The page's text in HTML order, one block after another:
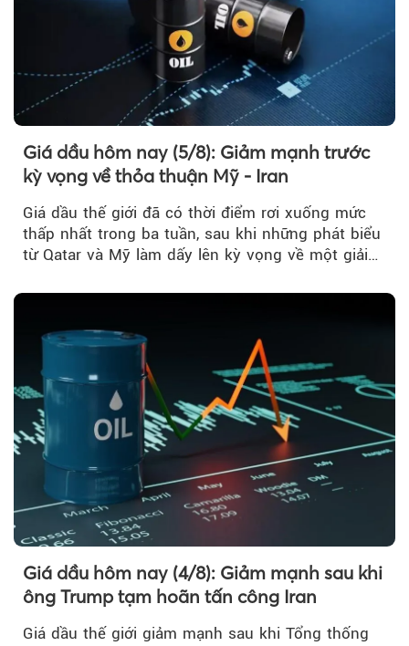
Giá dầu hôm nay (5/8): Giảm mạnh trước
kỳ vọng về thỏa thuận Mỹ - Iran
Giá dầu thế giới đã có thời điểm rơi xuống mức
thấp nhất trong ba tuần, sau khi những phát biểu
từ Qatar và Mỹ làm dấy lên kỳ vọng về một giải
Iran.
Giá dầu hôm nay (4/8): Giảm mạnh sau khi
ông Trump tạm hoãn tấn công Iran
Giá dầu thế giới giảm mạnh sau khi Tổng thống